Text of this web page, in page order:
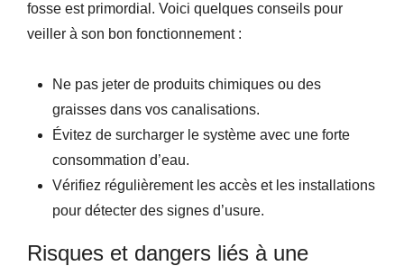
fosse est primordial. Voici quelques conseils pour
veiller à son bon fonctionnement :
Ne pas jeter de produits chimiques ou des
graisses dans vos canalisations.
Évitez de surcharger le système avec une forte
consommation d’eau.
Vérifiez régulièrement les accès et les installations
pour détecter des signes d’usure.
Risques et dangers liés à une